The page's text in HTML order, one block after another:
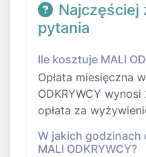
Najczęściej
pytania
Ile kosztuje MALI
Opłata miesięczna
ODKRYWCY
opłata za
W jakich godzinach
MALI ODKRYWCY?